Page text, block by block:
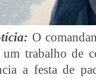
O
trabalho de
a festa de